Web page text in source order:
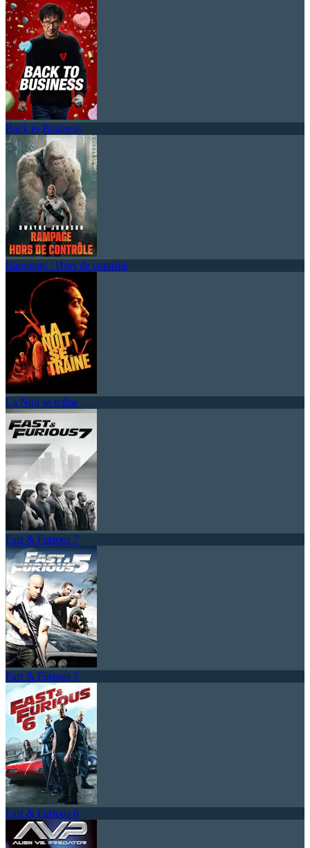
Back to Business
Rampage : Hors de contrôle
La Nuit se traîne
Fast & Furious 7
Fast & Furious 5
Fast & Furious 6